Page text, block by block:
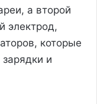
а второй
электрод,
которые
и